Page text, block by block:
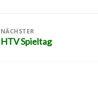
NÄCHSTER
Nächster
HTV Spieltag